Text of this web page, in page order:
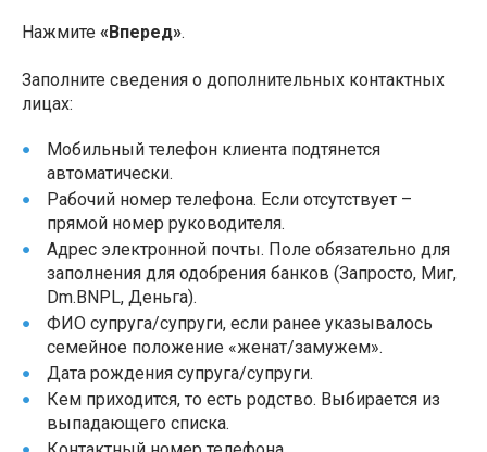
Нажмите «Вперед».
Заполните сведения о дополнительных контактных
лицах:
Мобильный телефон клиента подтянется
автоматически.
Рабочий номер телефона. Если отсутствует –
прямой номер руководителя.
Адрес электронной почты. Поле обязательно для
заполнения для одобрения банков (Запросто, Миг,
Dm.BNPL, Деньга).
ФИО супруга/супруги, если ранее указывалось
семейное положение «женат/замужем».
Дата рождения супруга/супруги.
Кем приходится, то есть родство. Выбирается из
выпадающего списка.